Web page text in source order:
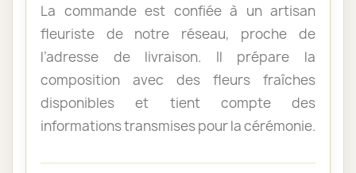
La commande est confiée à un artisan
fleuriste de notre réseau, proche de
l’adresse de livraison. Il prépare la
composition avec des fleurs fraîches
disponibles et tient compte des
informations transmises pour la cérémonie.